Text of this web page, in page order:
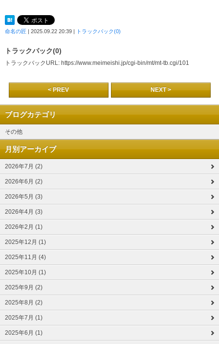
命名の匠 | 2025.09.22 20:39 | トラックバック(0)
トラックバック(0)
トラックバックURL: https://www.meimeishi.jp/cgi-bin/mt/mt-tb.cgi/101
< PREV NEXT >
ブログカテゴリ
その他
月別アーカイブ
2026年7月 (2)
2026年6月 (2)
2026年5月 (3)
2026年4月 (3)
2026年2月 (1)
2025年12月 (1)
2025年11月 (4)
2025年10月 (1)
2025年9月 (2)
2025年8月 (2)
2025年7月 (1)
2025年6月 (1)